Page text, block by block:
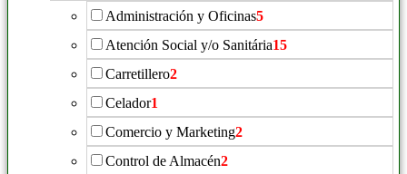
Administración y Oficinas5
Atención Social y/o Sanitária15
Carretillero2
Celador1
Comercio y Marketing2
Control de Almacén2